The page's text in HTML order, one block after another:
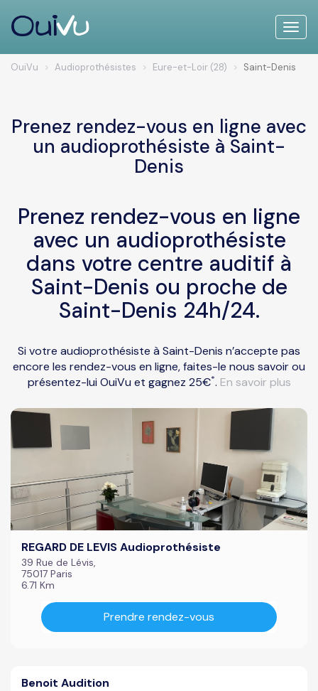
Toggle
OuiVu Audioprothésistes Eure-et-Loir (28) Saint-Denis
Prenez rendez-vous en ligne avec
un audioprothésiste à Saint-
Denis
Prenez rendez-vous en ligne
avec un audioprothésiste
dans votre centre auditif à
Saint-Denis ou proche de
Saint-Denis 24h/24.
Si votre audioprothésiste à Saint-Denis n’accepte pas
encore les rendez-vous en ligne, faites-le nous savoir ou
présentez-lui OuiVu et gagnez 25€*. En savoir plus
REGARD DE LEVIS Audioprothésiste
39 Rue de Lévis,
75017 Paris
6.71 Km
Prendre rendez-vous
Benoit Audition